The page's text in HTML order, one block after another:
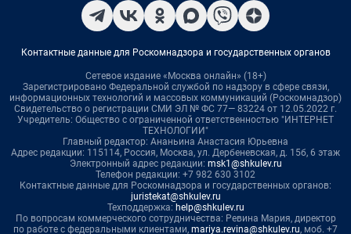
Контактные данные для Роскомнадзора и государственных органов
Сетевое издание «Москва онлайн» (18+)
Зарегистрировано Федеральной службой по надзору в сфере связи,
информационных технологий и массовых коммуникаций (Роскомнадзор)
Свидетельство о регистрации СМИ ЭЛ № ФС 77— 83224 от 12.05.2022 г.
Учредитель: Общество с ограниченной ответственностью "ИНТЕРНЕТ
ТЕХНОЛОГИИ"
Главный редактор: Ананьина Анастасия Юрьевна
Адрес редакции: 115114, Россия, Москва, ул. Дербеневская, д. 15б, 6 этаж
Электронный адрес редакции: msk1@shkulev.ru
Телефон редакции: +7 982 630 3102
Контактные данные для Роскомнадзора и государственных органов:
juristekat@shkulev.ru
Техподдержка: help@shkulev.ru
По вопросам коммерческого сотрудничества: Ревина Мария, директор
по работе с федеральными клиентами, mariya.revina@shkulev.ru, моб. +7